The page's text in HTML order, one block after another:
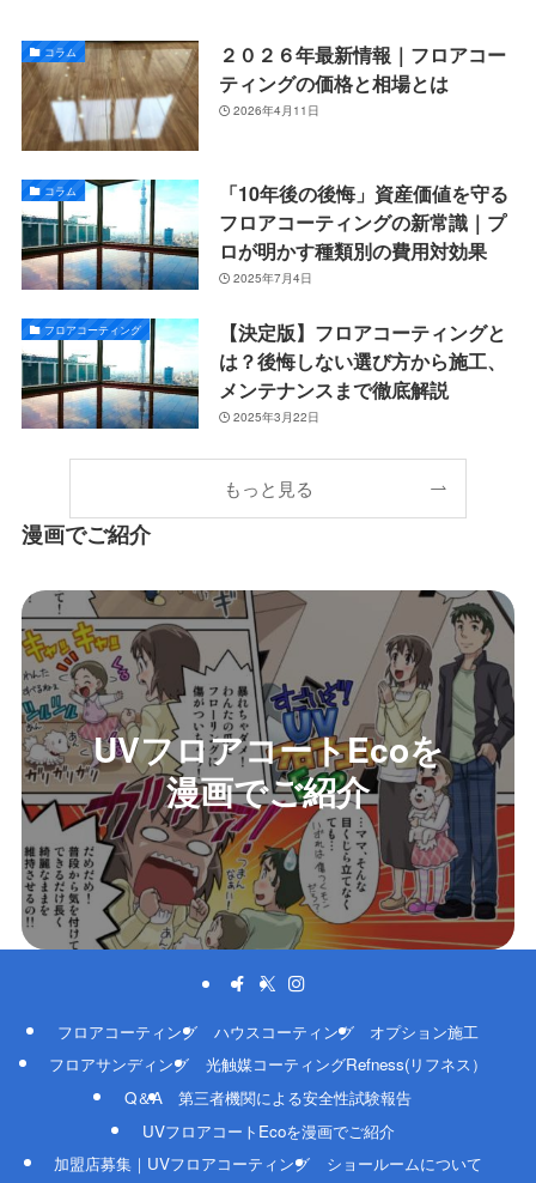
コラム
２０２６年最新情報｜フロアコー
ティングの価格と相場とは
2026年4月11日
コラム
「10年後の後悔」資産価値を守る
フロアコーティングの新常識｜プ
ロが明かす種類別の費用対効果
2025年7月4日
フロアコーティング
【決定版】フロアコーティングと
は？後悔しない選び方から施工、
メンテナンスまで徹底解説
2025年3月22日
もっと見る
漫画でご紹介
UVフロアコートEcoを
漫画でご紹介
フロアコーティング ハウスコーティング
オプション施工
フロアサンディング
光触媒コーティングRefness(リフネス）
Q＆A
第三者機関による安全性試験報告
UVフロアコートEcoを漫画でご紹介
加盟店募集｜UVフロアコーティング
ショールームについて